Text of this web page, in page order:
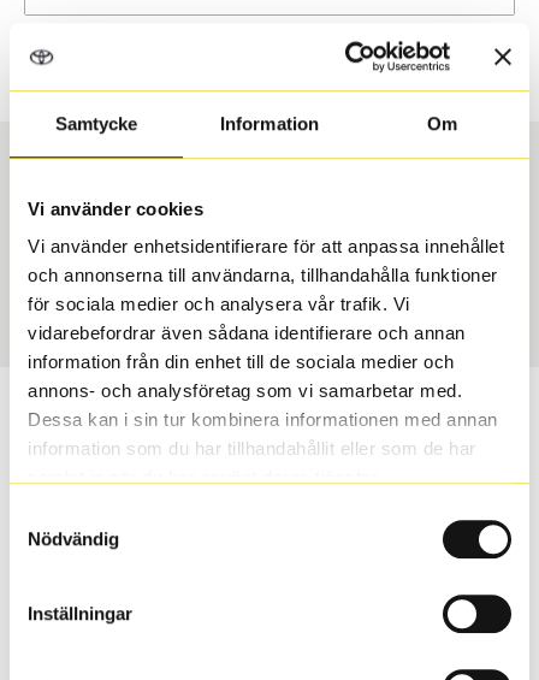
Samtycke Information Om
Vi använder cookies
Vi använder enhetsidentifierare för att anpassa innehållet
och annonserna till användarna, tillhandahålla funktioner
för sociala medier och analysera vår trafik. Vi
vidarebefordrar även sådana identifierare och annan
information från din enhet till de sociala medier och
annons- och analysföretag som vi samarbetar med.
Dessa kan i sin tur kombinera informationen med annan
information som du har tillhandahållit eller som de har
Nödvändig
Inställningar
Toyota Original – Däck &
Fälg
Aspect ratio
60
Art nummer
9670
Vill du veta mer om Toyota original
vinterhjul?
säkerhet, kvalitet, passform och finish som bilens